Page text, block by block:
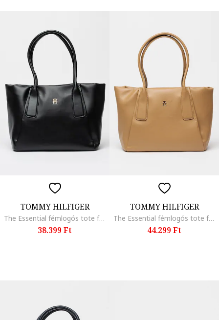
TOMMY HILFIGER
The Essential fémlogós tote fazonú táska, Fekete
38.399 Ft
TOMMY HILFIGER
The Essential fémlogós tote fazonú táska, Tevebarna
44.299 Ft